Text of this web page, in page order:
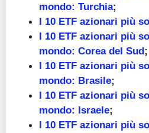
mondo: Turchia;
I 10 ETF azionari più
I 10 ETF azionari più
mondo: Corea del Sud;
I 10 ETF azionari più
mondo: Brasile;
I 10 ETF azionari più
mondo: Israele;
I 10 ETF azionari più